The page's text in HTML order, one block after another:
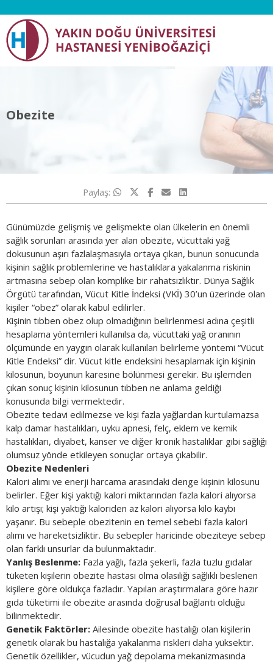
Obezite
Paylaş:
Günümüzde gelişmiş ve gelişmekte olan ülkelerin en önemli
sağlık sorunları arasında yer alan obezite, vücuttaki yağ
dokusunun aşırı fazlalaşmasıyla ortaya çıkan, bunun sonucunda
kişinin sağlık problemlerine ve hastalıklara yakalanma riskinin
artmasına sebep olan komplike bir rahatsızlıktır. Dünya Sağlık
Örgütü tarafından, Vücut Kitle İndeksi (VKİ) 30’un üzerinde olan
kişiler “obez” olarak kabul edilirler.
Kişinin tıbben obez olup olmadığının belirlenmesi adına çeşitli
hesaplama yöntemleri kullanılsa da, vücuttaki yağ oranının
ölçümünde en yaygın olarak kullanılan belirleme yöntemi “Vücut
Kitle Endeksi” dir. Vücut kitle endeksini hesaplamak için kişinin
kilosunun, boyunun karesine bölünmesi gerekir. Bu işlemden
çıkan sonuç kişinin kilosunun tıbben ne anlama geldiği
konusunda bilgi vermektedir.
Obezite tedavi edilmezse ve kişi fazla yağlardan kurtulamazsa
kalp damar hastalıkları, uyku apnesi, felç, eklem ve kemik
hastalıkları, diyabet, kanser ve diğer kronik hastalıklar gibi sağlığı
olumsuz yönde etkileyen sonuçlar ortaya çıkabilir.
Obezite Nedenleri
Kalori alımı ve enerji harcama arasındaki denge kişinin kilosunu
belirler. Eğer kişi yaktığı kalori miktarından fazla kalori alıyorsa
kilo artışı; kişi yaktığı kaloriden az kalori alıyorsa kilo kaybı
yaşanır. Bu sebeple obezitenin en temel sebebi fazla kalori
alımı ve hareketsizliktir. Bu sebepler haricinde obeziteye sebep
olan farklı unsurlar da bulunmaktadır.
Yanlış Beslenme: Fazla yağlı, fazla şekerli, fazla tuzlu gıdalar
tüketen kişilerin obezite hastası olma olasılığı sağlıklı beslenen
kişilere göre oldukça fazladır. Yapılan araştırmalara göre hazır
gıda tüketimi ile obezite arasında doğrusal bağlantı olduğu
bilinmektedir.
Genetik Faktörler: Ailesinde obezite hastalığı olan kişilerin
genetik olarak bu hastalığa yakalanma riskleri daha yüksektir.
Genetik özellikler, vücudun yağ depolama mekanizmasında